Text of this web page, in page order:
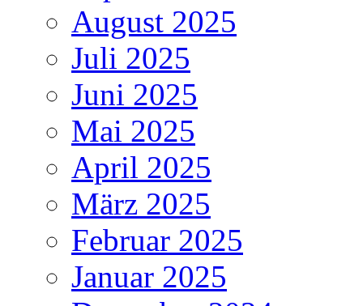
August 2025
Juli 2025
Juni 2025
Mai 2025
April 2025
März 2025
Februar 2025
Januar 2025